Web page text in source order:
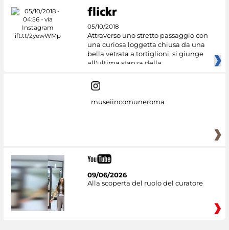
05/10/2018
Attraverso uno stretto passaggio con
una curiosa loggetta chiusa da una
bella vetrata a tortiglioni, si giunge
all'ultima stanza della
museiincomuneroma
09/06/2026
Alla scoperta del ruolo del curatore